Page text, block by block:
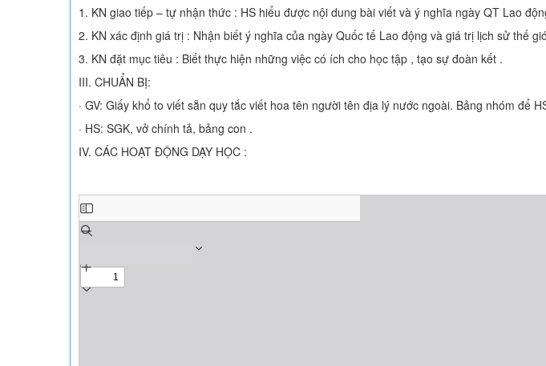
1. KN giao tiếp – tự nhận thức : HS hiểu được nội dung bài viết và ý nghĩa ngày QT Lao
2. KN xác định giá trị : Nhận biết ý nghĩa của ngày Quốc tế Lao động và giá trị lịch sử thế
3. KN đặt mục tiêu : Biết thực hiện những việc có ích cho học tập , tạo sự đoàn kết .
III. CHUẨN BỊ:
· GV: Giấy khổ to viết sẵn quy tắc viết hoa tên người tên địa lý nước ngoài. Bảng nhóm để
· HS: SGK, vở chính tả, bảng con .
IV. CÁC HOẠT ĐỘNG DẠY HỌC :